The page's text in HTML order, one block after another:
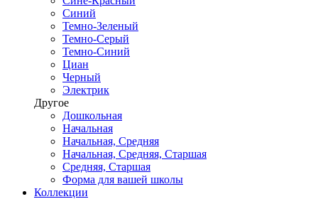
Синий
Темно-Зеленый
Темно-Серый
Темно-Синий
Циан
Черный
Электрик
Другое
Дошкольная
Начальная
Начальная, Средняя
Начальная, Средняя, Старшая
Средняя, Старшая
Форма для вашей школы
Коллекции